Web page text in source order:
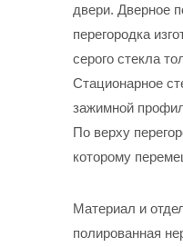
двери. Дверное
перегородка
серого стекла
Стационарное
зажимной
По верху
которому
Материал и
полированная